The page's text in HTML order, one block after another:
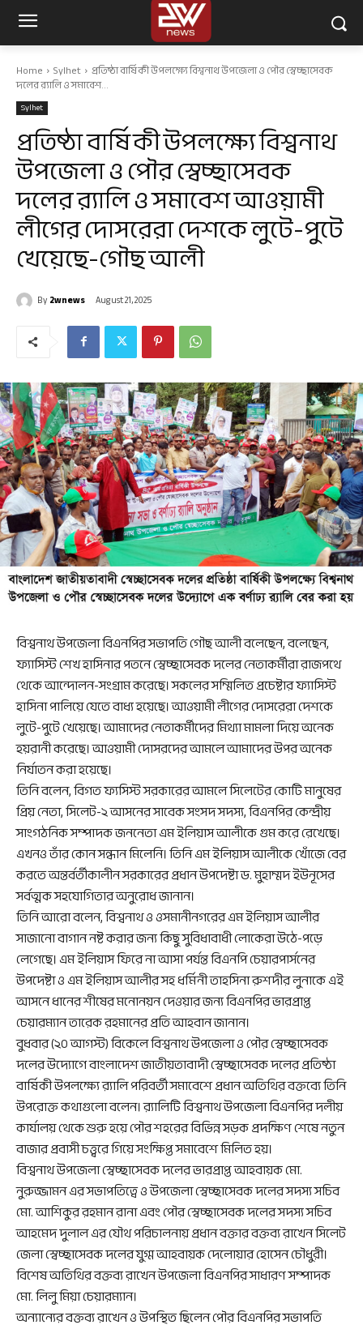
Home Sylhet প্রতিষ্ঠা বার্ষিকী উপলক্ষ্যে বিশ্বনাথ উপজেলা ও পৌর স্বেচ্ছাসেবক
দলের র‌্যালি ও সমাবেশ...
Sylhet
প্রতিষ্ঠা বার্ষিকী উপলক্ষ্যে বিশ্বনাথ
উপজেলা ও পৌর স্বেচ্ছাসেবক
দলের র‌্যালি ও সমাবেশ আওয়ামী
লীগের দোসরেরা দেশকে লুটে-পুটে
খেয়েছে-গৌছ আলী
By2wnews August 21, 2025
বিশ্বনাথ উপজেলা বিএনপির সভাপতি গৌছ আলী বলেছেন, বলেছেন,
ফ্যাসিস্ট শেখ হাসিনার পতনে স্বেচ্ছাসেবক দলের নেতাকর্মীরা রাজপথে
থেকে আন্দোলন-সংগ্রাম করেছে। সকলের সম্মিলিত প্রচেষ্টার ফ্যাসিস্ট
হাসিনা পালিয়ে যেতে বাধ্য হয়েছে। আওয়ামী লীগের দোসরেরা দেশকে
লুটে-পুটে খেয়েছে। আমাদের নেতাকর্মীদের মিথ্যা মামলা দিয়ে অনেক
হয়রানী করেছে। আওয়ামী দোসরদের আমলে আমাদের উপর অনেক
নির্যাতন করা হয়েছে।
তিনি বলেন, বিগত ফ্যসিস্ট সরকারের আমলে সিলেটের কোটি মানুষের
প্রিয় নেতা, সিলেট-২ আসনের সাবেক সংসদ সদস্য, বিএনপির কেন্দ্রীয়
সাংগঠনিক সম্পাদক জননেতা এম ইলিয়াস আলীকে গুম করে রেখেছে।
এখনও তাঁর কোন সন্ধান মিলেনি। তিনি এম ইলিয়াস আলীকে খোঁজে বের
করতে অন্তর্বর্তীকালীন সরকারের প্রধান উপদেষ্টা ড. মুহাম্মদ ইউনূসের
সর্বত্মক সহযোগিতার অনুরোধ জানান।
তিনি আরো বলেন, বিশ্বনাথ ও ওসমানীনগরের এম ইলিয়াস আলীর
সাজানো বাগান নষ্ট করার জন্য কিছু সুবিধাবাধী লোকেরা উঠে-পড়ে
লেগেছে। এম ইলিয়াস ফিরে না আসা পর্যন্ত বিএনপি চেয়ারপার্সনের
উপদেষ্টা ও এম ইলিয়াস আলীর সহ ধর্মিনী তাহসিনা রুশদীর লুনাকে এই
আসনে ধানের শীষের মনোনয়ন দেওয়ার জন্য বিএনপির ভারপ্রাপ্ত
চেয়ারম্যান তারেক রহমানের প্রতি আহবান জানান।
বুধবার (২০ আগস্ট) বিকেলে বিশ্বনাথ উপজেলা ও পৌর স্বেচ্ছাসেবক
দলের উদ্যোগে বাংলাদেশ জাতীয়তাবাদী স্বেচ্ছাসেবক দলের প্রতিষ্ঠা
বার্ষিকী উপলক্ষ্যে র‌্যালি পরিবর্তী সমাবেশে প্রধান অতিথির বক্তব্যে তিনি
উপরোক্ত কথাগুলো বলেন। র‌্যালিটি বিশ্বনাথ উপজেলা বিএনপির দলীয়
কার্যালয় থেকে শুরু হয়ে পৌর শহরের বিভিন্ন সড়ক প্রদক্ষিণ শেষে নতুন
বাজার প্রবাসী চত্ত্বরে গিয়ে সংক্ষিপ্ত সমাবেশে মিলিত হয়।
বিশ্বনাথ উপজেলা স্বেচ্ছাসেবক দলের ভারপ্রাপ্ত আহবায়ক মো.
নুরুজ্জামন এর সভাপতিত্বে ও উপজেলা স্বেচ্ছাসেবক দলের সদস্য সচিব
মো. আশিকুর রহমান রানা এবং পৌর স্বেচ্ছাসেবক দলের সদস্য সচিব
আহমেদ দুলাল এর যৌথ পরিচালনায় প্রধান বক্তার বক্তব্য রাখেন সিলেট
জেলা স্বেচ্ছাসেবক দলের যুগ্ম আহবায়ক দেলোয়ার হোসেন চৌধুরী।
বিশেষ অতিথির বক্তব্য রাখেন উপজেলা বিএনপির সাধারণ সম্পাদক
মো. লিলু মিয়া চেয়ারম্যান।
অন্যান্যের বক্তব্য রাখেন ও উপস্থিত ছিলেন পৌর বিএনপির সভাপতি